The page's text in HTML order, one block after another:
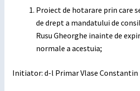
Proiect de hotarare prin care
de drept a mandatului de
Rusu Gheorghe inainte de
normale a acestuia;
Initiator: d-l Primar Vlase Constantin